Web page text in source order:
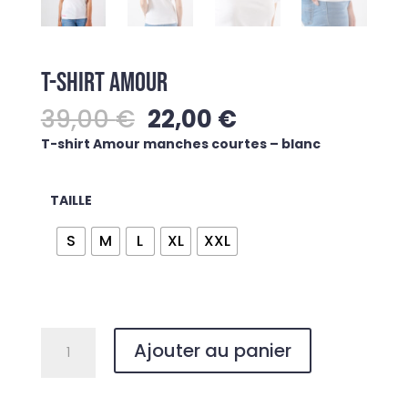
T-SHIRT AMOUR
39,00€ Le
prix
22,00 €Le
prix
T-shirt Amour manches courtes – blanc
TAILLE
S M L XL XXL
Ajouter au panier